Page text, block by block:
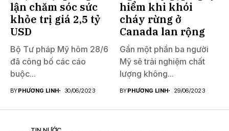
lận chăm sóc sức
khỏe trị giá 2,5 tỷ
USD
Bộ Tư pháp Mỹ hôm 28/6
đã công bố các cáo
buộc...
BYPHƯƠNG LINH 30/06/2023
hiểm khi khói
cháy rừng ở
Canada lan rộng
Gần một phần ba người
Mỹ sẽ trải nghiệm chất
lượng không...
BYPHƯƠNG LINH 29/06/2023